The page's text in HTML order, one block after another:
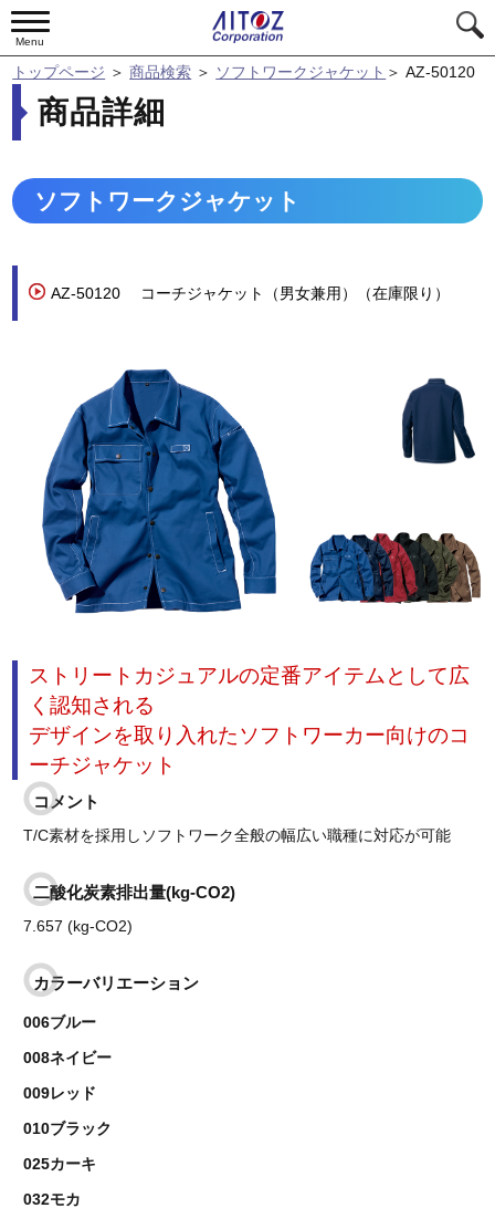
Menu
トップページ ＞商品検索 ＞ ソフトワークジャケット ＞AZ-50120
商品詳細
ソフトワークジャケット
AZ-50120 コーチジャケット（男女兼用）（在庫限り）
ストリートカジュアルの定番アイテムとして広
く認知される
デザインを取り入れたソフトワーカー向けのコ
ーチジャケット
コメント
T/C素材を採用しソフトワーク全般の幅広い職種に対応が可能
二酸化炭素排出量(kg-CO2)
7.657 (kg-CO2)
カラーバリエーション
006ブルー
008ネイビー
009レッド
010ブラック
025カーキ
032モカ